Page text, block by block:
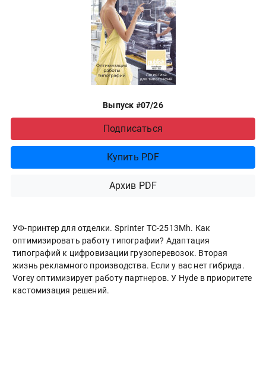
Выпуск #07/26
Подписаться
Купить PDF
Архив PDF
УФ-принтер для отделки. Sprinter ТС-2513Mh. Как
оптимизировать работу типографии? Адаптация
типографий к цифровизации грузоперевозок. Вторая
жизнь рекламного производства. Если у вас нет гибрида.
Vorey оптимизирует работу партнеров. У Hyde в приоритете
кастомизация решений.